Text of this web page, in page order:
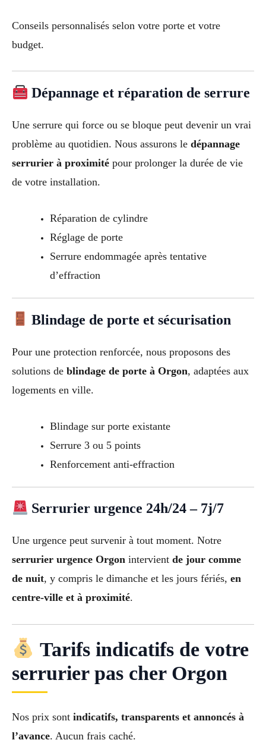
Conseils personnalisés selon votre porte et votre
budget.
Dépannage et réparation de serrure
Une serrure qui force ou se bloque peut devenir un vrai
problème au quotidien. Nous assurons le dépannage
serrurier à proximité pour prolonger la durée de vie
de votre installation.
Réparation de cylindre
Réglage de porte
Serrure endommagée après tentative
d’effraction
Blindage de porte et sécurisation
Pour une protection renforcée, nous proposons des
solutions de blindage de porte à Orgon, adaptées aux
logements en ville.
Blindage sur porte existante
Serrure 3 ou 5 points
Renforcement anti-effraction
Serrurier urgence 24h/24 – 7j/7
Une urgence peut survenir à tout moment. Notre
serrurier urgence Orgon intervient de jour comme
de nuit, y compris le dimanche et les jours fériés, en
centre-ville et à proximité.
Tarifs indicatifs de votre
serrurier pas cher Orgon
Nos prix sont indicatifs, transparents et annoncés à
l’avance. Aucun frais caché.